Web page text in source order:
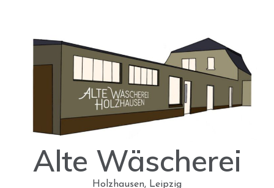
Alte Wäscherei
Holzhausen, Leipzig